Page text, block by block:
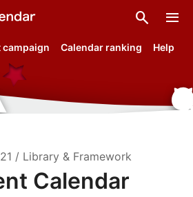
search menu
campaign Calendar ranking Help
/ Library & Framework
Calendar